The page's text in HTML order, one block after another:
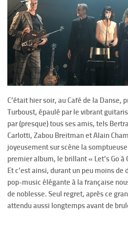
C’était hier soir, au Café de la Danse,
Turboust, épaulé par le vibrant
par (presque) tous ses amis, tels
Carlotti, Zabou Breitman et Alain
joyeusement sur scène la
premier album, le brillant « Let’s Go à
Et c’est ainsi, durant un peu moins de
pop-music élégante à la française
de noblesse. Seul regret, après ce
attendu aussi longtemps avant de